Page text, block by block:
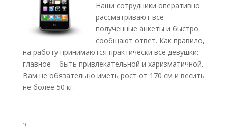
Наши сотрудники оперативно
рассматривают все
полученные анкеты и быстро
сообщают ответ. Как правило,
на работу принимаются практически все девушки:
главное – быть привлекательной и харизматичной.
Вам не обязательно иметь рост от 170 см и весить
не более 50 кг.